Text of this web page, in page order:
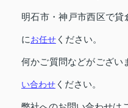
明石市・神戸市西区で貸
にお任せ ください。
何かご質問などがござい
い合わせ ください。